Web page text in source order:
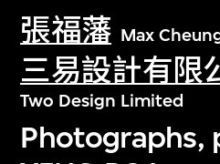
張福藩 Max
三易設計有限
Two Design Limited
Photographs,
文化藏品。